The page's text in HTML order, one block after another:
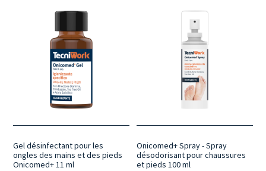
Gel désinfectant pour les
ongles des mains et des pieds
Onicomed+ 11 ml
Onicomed+ Spray - Spray
désodorisant pour chaussures
et pieds 100 ml